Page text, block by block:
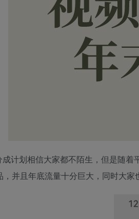
计划相信大家都不陌生，但是随
，并且年底流量十分巨大，同时大